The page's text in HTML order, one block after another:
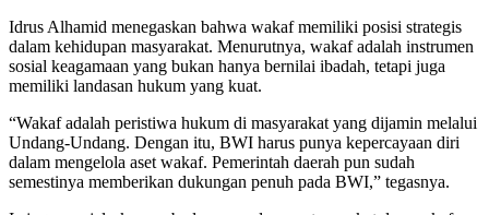
Idrus Alhamid menegaskan bahwa wakaf memiliki posisi strategis
dalam kehidupan masyarakat. Menurutnya, wakaf adalah instrumen
sosial keagamaan yang bukan hanya bernilai ibadah, tetapi juga
memiliki landasan hukum yang kuat.
“Wakaf adalah peristiwa hukum di masyarakat yang dijamin melalui
Undang-Undang. Dengan itu, BWI harus punya kepercayaan diri
dalam mengelola aset wakaf. Pemerintah daerah pun sudah
semestinya memberikan dukungan penuh pada BWI,” tegasnya.